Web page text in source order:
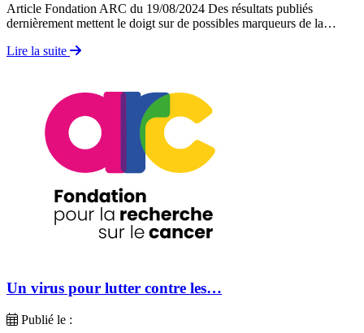
Article Fondation ARC du 19/08/2024 Des résultats publiés
dernièrement mettent le doigt sur de possibles marqueurs de la…
Lire la suite
Un virus pour lutter contre les…
Publié le :